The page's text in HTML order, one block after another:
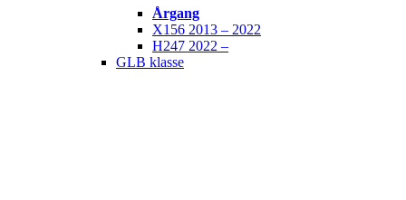
Årgang
X156 2013 – 2022
H247 2022 –
GLB klasse